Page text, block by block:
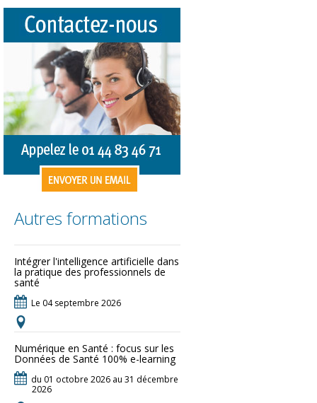
Autres formations
Intégrer l'intelligence artificielle dans
la pratique des professionnels de
santé
Le 04 septembre 2026
Numérique en Santé : focus sur les
Données de Santé 100% e-learning
du 01 octobre 2026 au 31 décembre
2026